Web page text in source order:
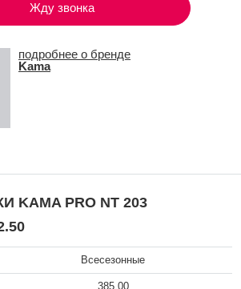
Жду звонка
подробнее о бренде
Kama
KAMA PRO NT 203
Всесезонные
385.00